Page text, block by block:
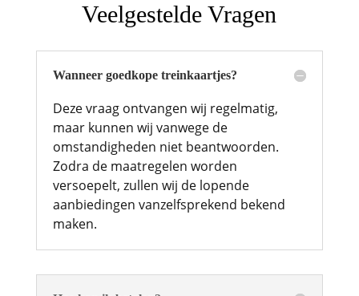
Veelgestelde Vragen
Wanneer goedkope treinkaartjes?
Deze vraag ontvangen wij regelmatig,
maar kunnen wij vanwege de
omstandigheden niet beantwoorden.
Zodra de maatregelen worden
versoepelt, zullen wij de lopende
aanbiedingen vanzelfsprekend bekend
maken.